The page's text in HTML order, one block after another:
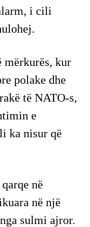
i cili
mërkurës, kur
polake dhe
të NATO-s,
e
ka nisur që
në
në një
sulmi ajror.